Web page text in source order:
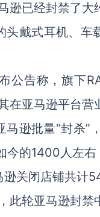
逊已经封禁了大
戴式耳机、
公告称，旗下
亚马逊平台营
逊批量“封杀”
的1400人左右
关闭店铺共计
此轮亚马逊封